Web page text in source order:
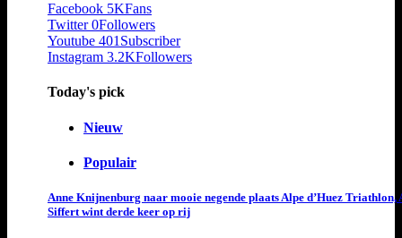
Facebook 5KFans
Twitter 0Followers
Youtube 401 Subscriber
Instagram 3.2KFollowers
Today's pick
Nieuw
Populair
Anne Knijnenburg naar mooie negende plaats Alpe d’Huez Triathlon,
Siffert wint derde keer op rij